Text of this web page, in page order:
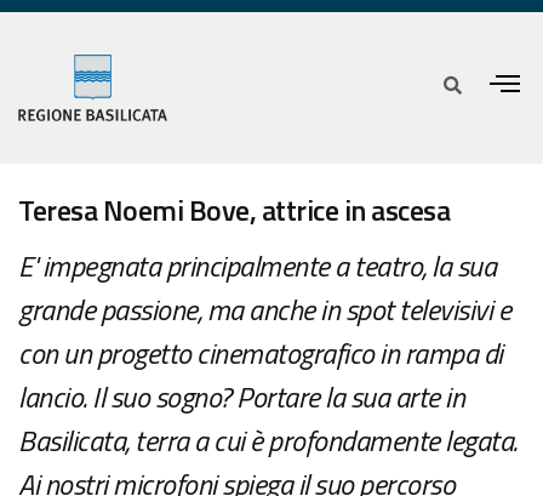
Teresa Noemi Bove, attrice in ascesa
E' impegnata principalmente a teatro, la sua
grande passione, ma anche in spot televisivi e
con un progetto cinematografico in rampa di
lancio. Il suo sogno? Portare la sua arte in
Basilicata, terra a cui è profondamente legata.
Ai nostri microfoni spiega il suo percorso